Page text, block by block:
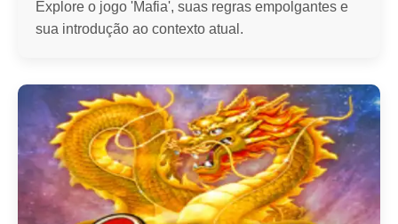
Explore o jogo 'Mafia', suas regras empolgantes e
sua introdução ao contexto atual.